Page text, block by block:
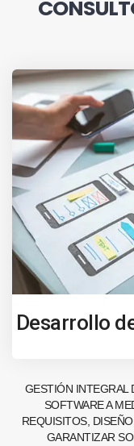
Desarrollo
GESTIÓN INTEGRAL
SOFTWARE A
REQUISITOS,
GARANTIZAR